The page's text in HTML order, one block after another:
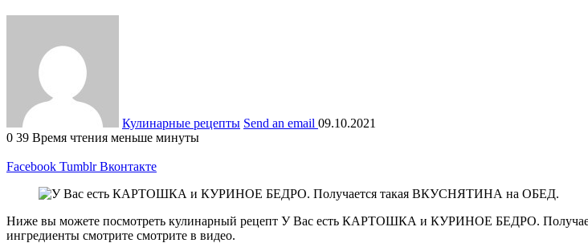
Кулинарные рецепты Send an email 09.10.2021
0 39 Время чтения меньше минуты
Facebook Tumblr Вконтакте
Ниже вы можете посмотреть кулинарный рецепт У Вас есть КАРТОШКА и КУРИНОЕ БЕДРО.
ингредиенты смотрите смотрите в видео.